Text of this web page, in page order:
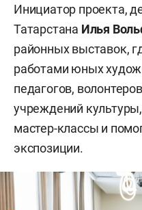
Инициатор проекта,
Татарстана Илья
районных выставок,
работами юных
педагогов,
учреждений
мастер-классы и
экспозиции.